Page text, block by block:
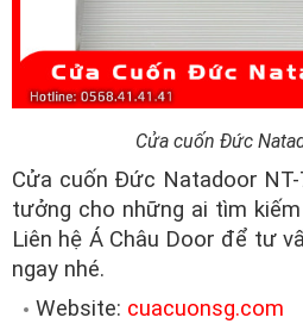
Cửa cuốn Đức
Cửa cuốn Đức Natadoor
tưởng cho những ai tìm
Liên hệ Á Châu Door để tư
ngay nhé.
Website: cuacuonsg.com